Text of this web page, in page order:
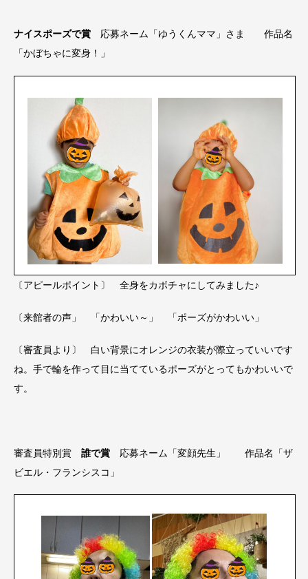
ナイスポーズで賞 応募ネーム「ゆうくんママ」さま 作品名
「かぼちゃに変身！」
〔アピールポイント〕 全身をカボチャにしてみました♪
〔来館者の声」 「かわいい～」 「ポーズがかわいい」
〔審査員より〕 白い背景にオレンジの衣装が際立っていいです
ね。手で輪を作って目に当てているポーズがとってもかわいいで
す。
審査員特別賞 誰で賞 応募ネーム「変顔先生」 作品名「ザ
ビエル・フランシスコ」